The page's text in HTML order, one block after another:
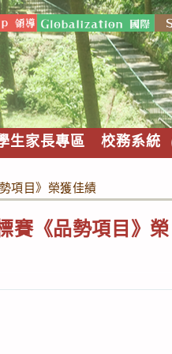
生家長專區 校務系統
項目》榮獲佳績
賽《品勢項目》榮